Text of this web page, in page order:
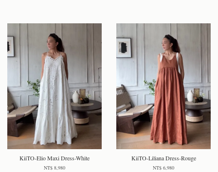
KiiTO-Elio Maxi Dress-White
NT$ 8,980
KiiTO-Liliana Dress-Rouge
NT$ 6,980